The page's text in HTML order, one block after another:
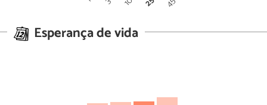
Esperança de vida